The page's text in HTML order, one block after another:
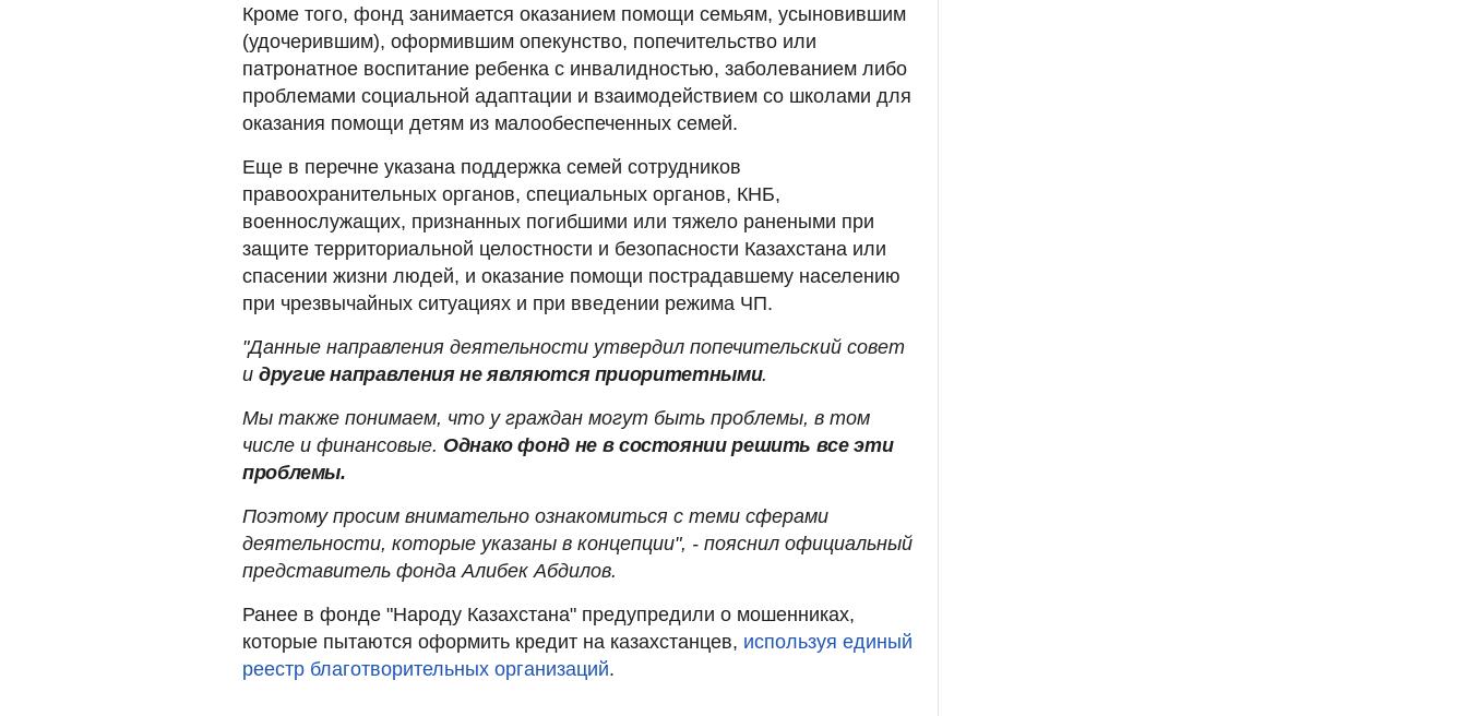
Кроме того, фонд занимается оказанием помощи семьям, усыновившим
(удочерившим), оформившим опекунство, попечительство или
патронатное воспитание ребенка с инвалидностью, заболеванием либо
проблемами социальной адаптации и взаимодействием со школами для
оказания помощи детям из малообеспеченных семей.
Еще в перечне указана поддержка семей сотрудников
правоохранительных органов, специальных органов, КНБ,
военнослужащих, признанных погибшими или тяжело ранеными при
защите территориальной целостности и безопасности Казахстана или
спасении жизни людей, и оказание помощи пострадавшему населению
при чрезвычайных ситуациях и при введении режима ЧП.
"Данные направления деятельности утвердил попечительский совет
и другие направления не являются приоритетными.
Мы также понимаем, что у граждан могут быть проблемы, в том
числе и финансовые. Однако фонд не в состоянии решить все эти
проблемы.
Поэтому просим внимательно ознакомиться с теми сферами
деятельности, которые указаны в концепции", - пояснил официальный
представитель фонда Алибек Абдилов.
Ранее в фонде "Народу Казахстана" предупредили о мошенниках,
которые пытаются оформить кредит на казахстанцев, используя единый
реестр благотворительных организаций.